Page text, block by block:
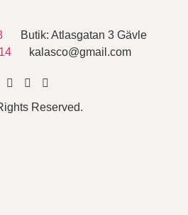
Butik: Atlasgatan 3 Gävle
kalasco@gmail.com
Reserved.